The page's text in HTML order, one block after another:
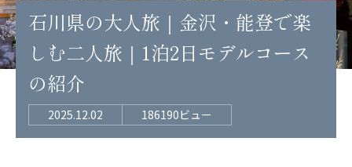
石川県の大人旅｜金沢・能登で楽
しむ二人旅｜1泊2日モデルコース
の紹介
2025.12.02 186190ビュー